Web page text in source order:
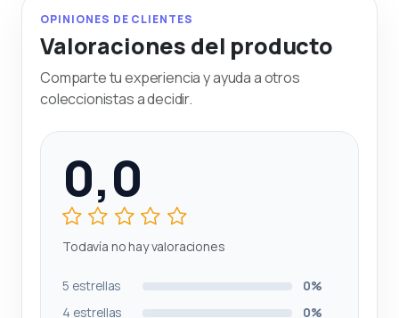
OPINIONES DE CLIENTES
Valoraciones del producto
Comparte tu experiencia y ayuda a otros
coleccionistas a decidir.
0,0
Todavía no hay valoraciones
5 estrellas
0%
4 estrellas
0%